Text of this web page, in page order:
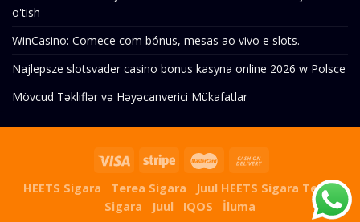
o'tish
WinCasino: Comece com bónus, mesas ao vivo e slots.
Najlepsze slotsvader casino bonus kasyna online 2026 w Polsce
Mövcud Təkliflər və Həyəcanverici Mükafatlar
HEETS Sigara Terea Sigara Juul HEETS Sigara Terea
Sigara
Juul IQOS İluma